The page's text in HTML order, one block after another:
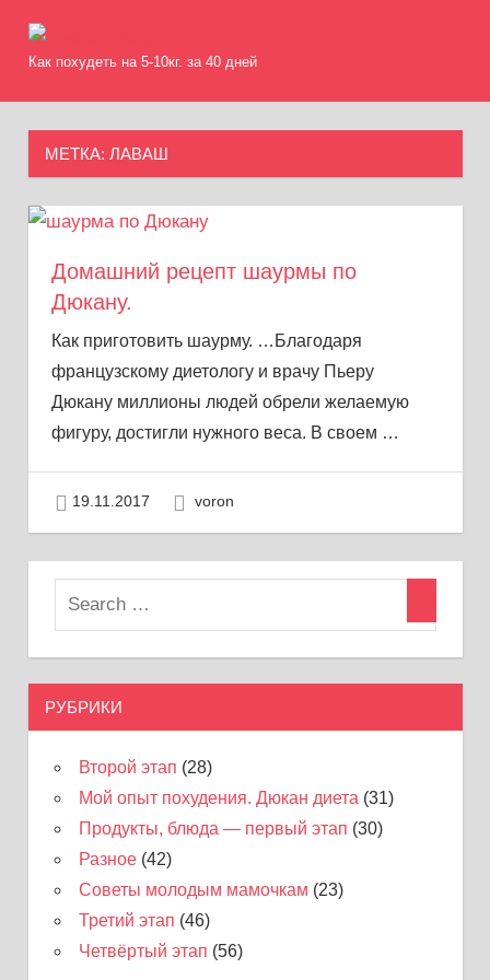
Как похудеть на 5-10кг. за 40 дней
МЕТКА: ЛАВАШ
Домашний рецепт шаурмы по
Дюкану.
Как приготовить шаурму. …Благодаря
французскому диетологу и врачу Пьеру
Дюкану миллионы людей обрели желаемую
фигуру, достигли нужного веса. В своем …
19.11.2017 voron
РУБРИКИ
Второй этап (28)
Мой опыт похудения. Дюкан диета (31)
Продукты, блюда — первый этап (30)
Разное(42)
Советы молодым мамочкам (23)
Третий этап (46)
Четвёртый этап (56)